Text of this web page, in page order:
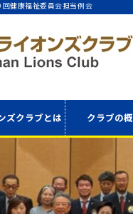
回健康福祉委員会担当例会
ズクラブとは クラブの